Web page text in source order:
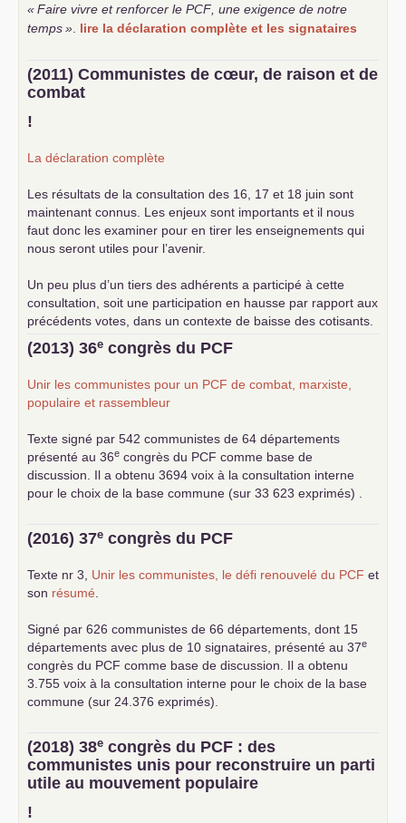
«Faire vivre et renforcer le PCF, une exigence de notre
temps». lire la déclaration complète et les signataires
(2011) Communistes de cœur, de raison et de
combat
!
La déclaration complète
Les résultats de la consultation des 16, 17 et 18 juin sont
maintenant connus. Les enjeux sont importants et il nous
faut donc les examiner pour en tirer les enseignements qui
nous seront utiles pour l’avenir.
Un peu plus d’un tiers des adhérents a participé à cette
consultation, soit une participation en hausse par rapport aux
précédents votes, dans un contexte de baisse des cotisants.
... lire la suite
(2013) 36e congrès du PCF
Unir les communistes pour un PCF de combat, marxiste,
populaire et rassembleur
Texte signé par 542 communistes de 64 départements
présenté au 36e congrès du PCF comme base de
discussion. Il a obtenu 3694 voix à la consultation interne
pour le choix de la base commune (sur 33 623 exprimés) .
(2016) 37e congrès du PCF
Texte nr 3, Unir les communistes, le défi renouvelé du PCF et
son résumé.
Signé par 626 communistes de 66 départements, dont 15
départements avec plus de 10 signataires, présenté au 37e
congrès du PCF comme base de discussion. Il a obtenu
3.755 voix à la consultation interne pour le choix de la base
commune (sur 24.376 exprimés).
(2018) 38e congrès du PCF : des
communistes unis pour reconstruire un parti
utile au mouvement populaire
!